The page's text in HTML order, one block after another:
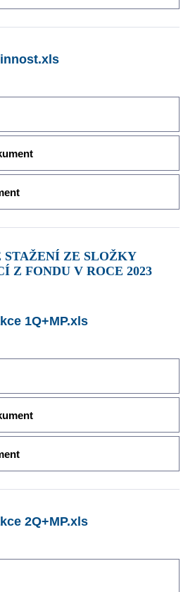
Z FONDU V ROCE 2023
1Q+MP.xls
2Q+MP.xls